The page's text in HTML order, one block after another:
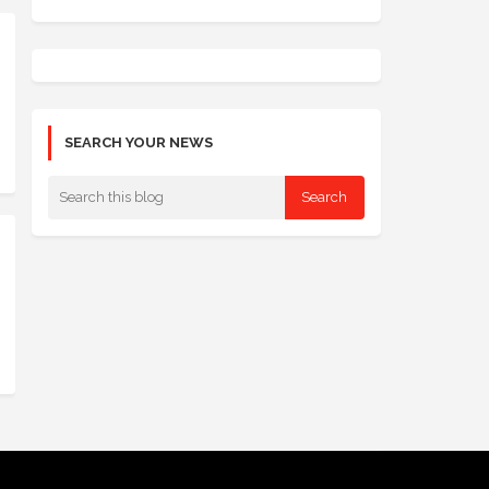
SEARCH YOUR NEWS